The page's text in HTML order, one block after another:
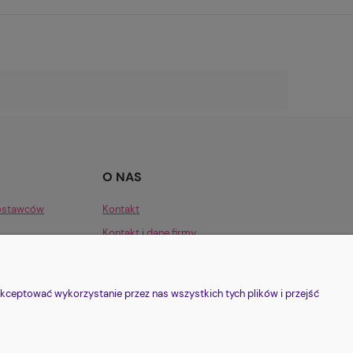
O NAS
Kontakt
Kontakt i dane firmy
statutowe Fundacji
0001153904
wykorzystanie przez nas wszystkich tych plików i przejść